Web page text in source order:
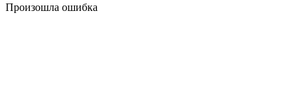
Произошла ошибка